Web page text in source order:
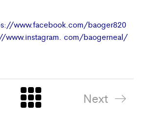
www.facebook.com/baoger820
www.instagram. com/baogerneal/
Next